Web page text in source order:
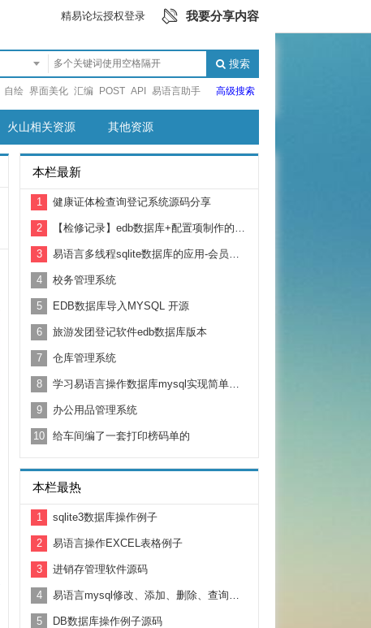
精易论坛授权登录 我要分享内容
搜索
自绘 界面美化 汇编 POST API 易语言助手 高级搜索
火山相关资源 其他资源
本栏最新
1 健康证体检查询登记系统源码分享
2 【检修记录】edb数据库+配置项制作的设备检修记录软件
3 易语言多线程sqlite数据库的应用-会员管理软件-基于hpsocket
4 校务管理系统
5 EDB数据库导入MYSQL 开源
6 旅游发团登记软件edb数据库版本
7 仓库管理系统
8 学习易语言操作数据库mysql实现简单验证
9 办公用品管理系统
10 给车间编了一套打印榜码单的
本栏最热
1 sqlite3数据库操作例子
2 易语言操作EXCEL表格例子
3 进销存管理软件源码
4 易语言mysql修改、添加、删除、查询、刷新
5 DB数据库操作例子源码